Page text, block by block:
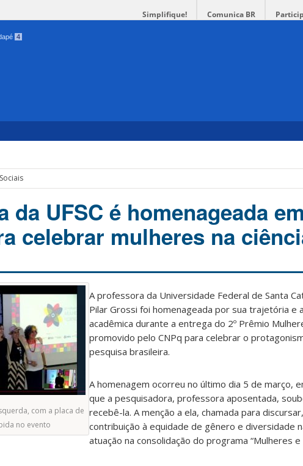
Simplifique! Comunica BR
4
da UFSC é homenageada em
celebrar mulheres na
com a placa de
no evento
A professora da Universidade Federal de Santa
Pilar Grossi foi homenageada por sua trajetória e
acadêmica durante a entrega do 2º Prêmio
promovido pelo CNPq para celebrar o
pesquisa brasileira.
A homenagem ocorreu no último dia 5 de março,
que a pesquisadora, professora aposentada,
recebê-la. A menção a ela, chamada para
contribuição à equidade de gênero e diversidade
atuação na consolidação do programa “Mulheres e